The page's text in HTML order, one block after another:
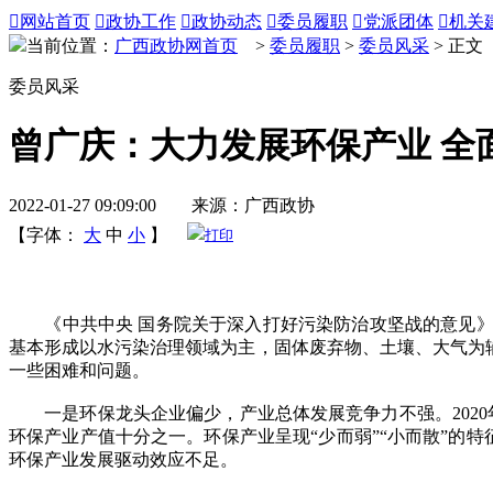
 网站首页 政协工作 政协动态 委员履职 党派团体 机关
当前位置： 广西政协网首页 > 委员履职 > 委员风采 > 正文
委员风采
曾广庆：大力发展环保产业
2022-01-27 09:09:00 来源：广西政协
【字体：
大 中 小 】 打印
《中共中央 国务院关于深入打好污染防治攻坚战的意见》
基本形成以水污染治理领域为主，固体废弃物、土壤、大气
一些困难和问题。
一是环保龙头企业偏少，产业总体发展竞争力不强。2020
环保产业产值十分之一。环保产业呈现“少而弱”“小而散”的
环保产业发展驱动效应不足。